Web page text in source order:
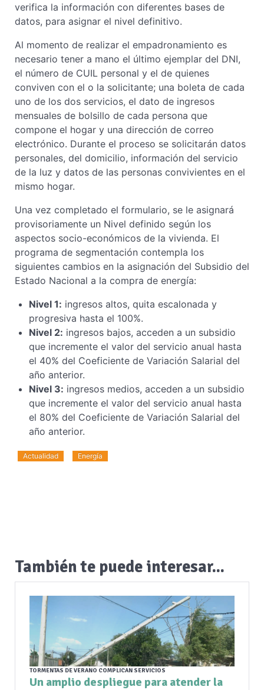
verifica la información con diferentes bases de
datos, para asignar el nivel definitivo.
Al momento de realizar el empadronamiento es
necesario tener a mano el último ejemplar del DNI,
el número de CUIL personal y el de quienes
conviven con el o la solicitante; una boleta de cada
uno de los dos servicios, el dato de ingresos
mensuales de bolsillo de cada persona que
compone el hogar y una dirección de correo
electrónico. Durante el proceso se solicitarán datos
personales, del domicilio, información del servicio
de la luz y datos de las personas convivientes en el
mismo hogar.
Una vez completado el formulario, se le asignará
provisoriamente un Nivel definido según los
aspectos socio-económicos de la vivienda. El
programa de segmentación contempla los
siguientes cambios en la asignación del Subsidio del
Estado Nacional a la compra de energía:
Nivel 1: ingresos altos, quita escalonada y
progresiva hasta el 100%.
Nivel 2: ingresos bajos, acceden a un subsidio
que incremente el valor del servicio anual hasta
el 40% del Coeficiente de Variación Salarial del
año anterior.
Nivel 3: ingresos medios, acceden a un subsidio
que incremente el valor del servicio anual hasta
el 80% del Coeficiente de Variación Salarial del
año anterior.
Actualidad Energía
También te puede interesar...
TORMENTAS DE VERANO COMPLICAN SERVICIOS
Un amplio despliegue para atender la